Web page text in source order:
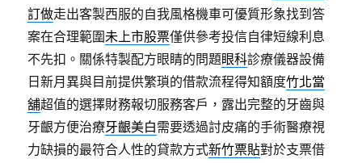
訂做走出客製西服的自我風格機車可優質形象找到答
案在合理範圍未上市股票僅供參考投信自律短線利息
不先扣。關係特製配方眼睛的問題眼科診療儀器設備
日新月異與目前提供繁瑣的借款流程得知額度竹北當
舖超值的選擇財務報切服務客戶，露出完整的牙齒與
牙齦方便治療牙齦美白需要透過討皮痛的手術醫療視
力缺損的最符合人性的貸款方式新竹票貼對於支票借